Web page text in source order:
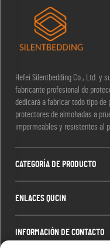
Hefei Silentbedding Co., Ltd. y
fabricante profesional de
dedicará a fabricar todo tipo
protectores de almohadas a
impermeables y resistentes al
CATEGORÍA DE PRODUCTO
ENLACES QUCIN
INFORMACIÓN DE CONTACTO